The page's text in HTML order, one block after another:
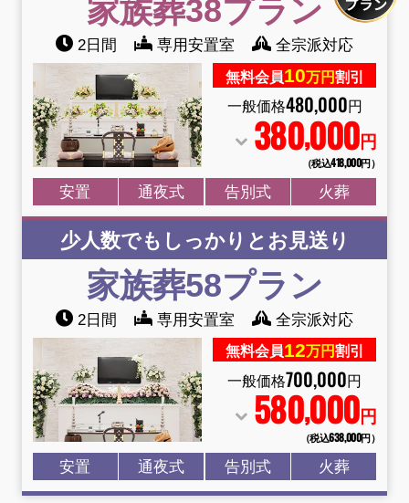
家族葬38プラン
2日間 専用安置室 全宗派対応
無料会員10万円割引
一般価格480,000円
380,000円
（税込418,000円）
安置 通夜式 告別式 火葬
少人数でもしっかりとお見送り
家族葬58プラン
2日間 専用安置室 全宗派対応
無料会員12万円割引
一般価格700,000円
580,000円
（税込638,000円）
安置 通夜式 告別式 火葬